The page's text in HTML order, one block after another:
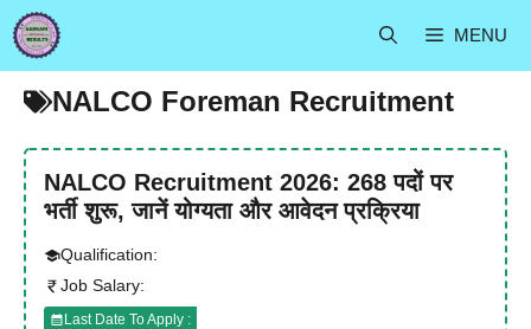
Skip
to
content
MENU
NALCO Foreman Recruitment
NALCO Recruitment 2026: 268 पदों पर
भर्ती शुरू, जानें योग्यता और आवेदन प्रक्रिया
Qualification:
Job Salary:
Last Date To Apply :